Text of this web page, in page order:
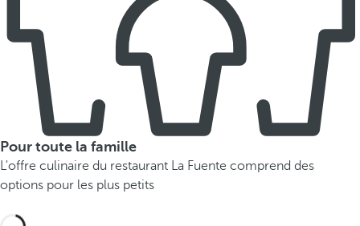
Pour toute la famille
L'offre culinaire du restaurant La Fuente comprend des
options pour les plus petits